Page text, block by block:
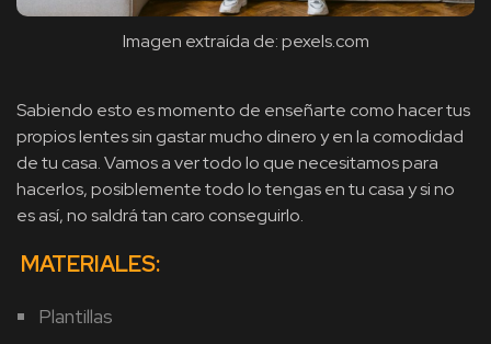
Imagen extraída de: pexels.com
Sabiendo esto es momento de enseñarte como hacer tus
propios lentes sin gastar mucho dinero y en la comodidad
de tu casa. Vamos a ver todo lo que necesitamos para
hacerlos, posiblemente todo lo tengas en tu casa y si no
es así, no saldrá tan caro conseguirlo.
MATERIALES:
Plantillas